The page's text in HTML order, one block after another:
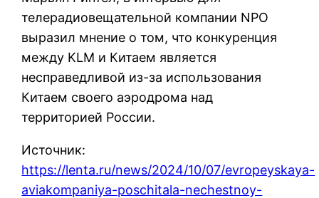
телерадиовещательной компании NPO
выразил мнение о том, что конкуренция
между KLM и Китаем является
несправедливой из-за использования
Китаем своего аэродрома над
территорией России.
Источник:
https://lenta.ru/news/2024/10/07/evropeyskaya-
aviakompaniya-poschitala-nechestnoy-